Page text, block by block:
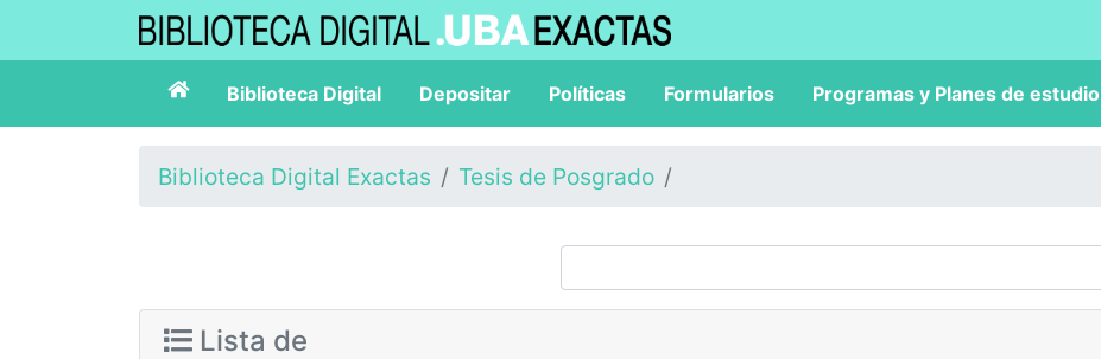
Biblioteca Digital Depositar Políticas Formularios Programas y Planes de estudio
Biblioteca Digital Exactas Tesis de Posgrado
Lista de